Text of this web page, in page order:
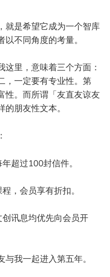
就是希望它成为一个智库
不同角度的考量。
这里，意味着三个方面：
，一定要有专业性。第
性。而所谓「友直友谅友
朋友性文本。
超过100封信件。
，会员享有折扣。
讯息均优先向会员开
我一起进入第五年。